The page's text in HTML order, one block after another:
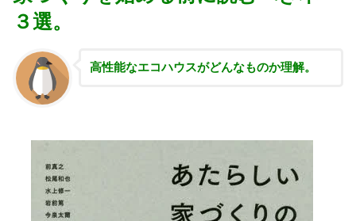
３選。
高性能なエコハウスがどんなものか理解。